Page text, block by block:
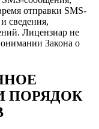
отправки SMS-
сведения,
Лицензиар не
Закона о
ПОРЯДОК